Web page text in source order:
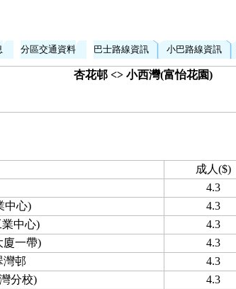
分區交通資料 巴士路線資訊 小巴路線資訊
杏花邨 <> 小西灣(富怡花園)
成人($)
4.3
中心)
4.3
中心)
4.3
廈一帶)
4.3
灣邨
4.3
分校)
4.3